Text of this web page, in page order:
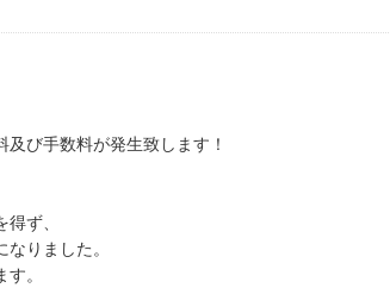
び手数料が発生致します！
ず、
りました。
。